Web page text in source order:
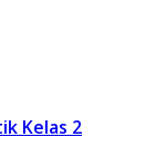
Kelas 2